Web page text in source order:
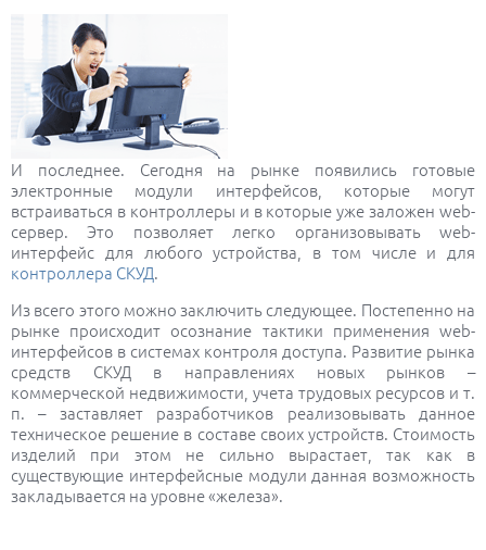
И последнее. Сегодня на рынке появились готовые
электронные модули интерфейсов, которые могут
встраиваться в контроллеры и в которые уже заложен web-
сервер. Это позволяет легко организовывать web-
интерфейс для любого устройства, в том числе и для
контроллера СКУД.
Из всего этого можно заключить следующее. Постепенно на
рынке происходит осознание тактики применения web-
интерфейсов в системах контроля доступа. Развитие рынка
средств СКУД в направлениях новых рынков –
коммерческой недвижимости, учета трудовых ресурсов и т.
п. – заставляет разработчиков реализовывать данное
техническое решение в составе своих устройств. Стоимость
изделий при этом не сильно вырастает, так как в
существующие интерфейсные модули данная возможность
закладывается на уровне «железа».